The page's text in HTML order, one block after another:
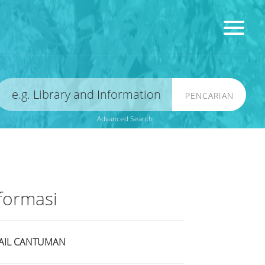
PENCARIAN
Advanced Search
CANTUMAN